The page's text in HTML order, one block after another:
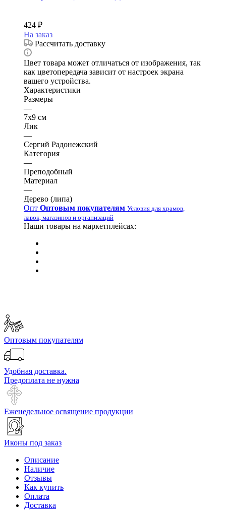
424 ₽
На заказ
Рассчитать доставку
Цвет товара может отличаться от изображения, так
как цветопередача зависит от настроек экрана
вашего устройства.
Характеристики
Размеры
—
7х9 см
Лик
—
Сергий Радонежский
Категория
—
Преподобный
Материал
—
Дерево (липа)
Опт Оптовым покупателям Условия для храмов,
лавок, магазинов и организаций
Наши товары на маркетплейсах:
Оптовым покупателям
Удобная доставка.
Предоплата не нужна
Еженедельное освящение продукции
Иконы под заказ
Описание
Наличие
Отзывы
Как купить
Оплата
Доставка